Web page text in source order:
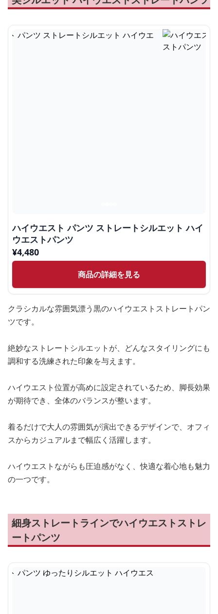
ハイウエスト パンツ ストレートシルエット ハイ
ウエストパンツ
¥4,480
商品の詳細を見る
クラシカルな雰囲気漂う黒のハイウエストストレートパン
ツです。
絶妙なストレートシルエットが、どんなスタイリングにも
調和する洗練された印象を与えます。
ハイウエスト位置が高めに設定されているため、脚長効果
が期待でき、全体のバランスが整います。
着るだけで大人の雰囲気が演出できるデザインで、オフィ
スからカジュアルまで幅広く活躍します。
ハイウエストながらも圧迫感がなく、快適な着心地も魅力
の一つです。
細身ストレートラインでハイウエストストレ
ートパンツ